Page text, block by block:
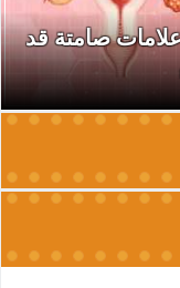
صامتة قد